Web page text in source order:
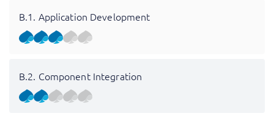
B.1. Application Development
B.2. Component Integration